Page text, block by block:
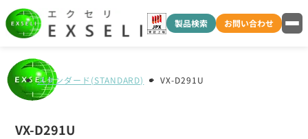
製品検索 お問い合わせ
スタンダード(STANDARD) VX-D291U
VX-D291U